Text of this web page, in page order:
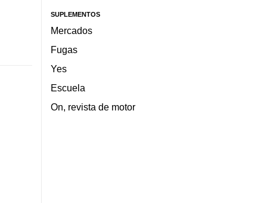
SUPLEMENTOS
Mercados
Fugas
Yes
Escuela
On, revista de motor